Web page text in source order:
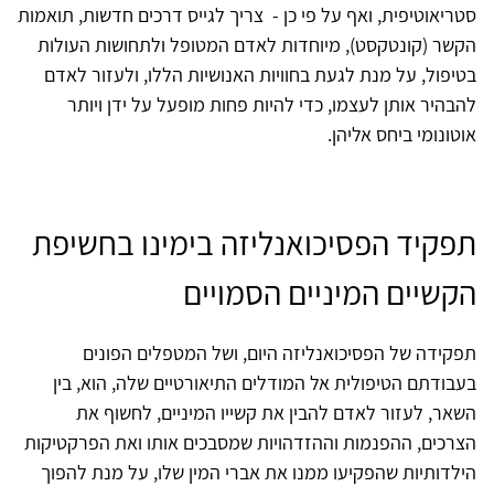
סטריאוטיפית, ואף על פי כן - צריך לגייס דרכים חדשות, תואמות
הקשר (קונטקסט), מיוחדות לאדם המטופל ולתחושות העולות
בטיפול, על מנת לגעת בחוויות האנושיות הללו, ולעזור לאדם
להבהיר אותן לעצמו, כדי להיות פחות מופעל על ידן ויותר
אוטונומי ביחס אליהן.
תפקיד הפסיכואנליזה בימינו בחשיפת
הקשיים המיניים הסמויים
תפקידה של הפסיכואנליזה היום, ושל המטפלים הפונים
בעבודתם הטיפולית אל המודלים התיאורטיים שלה, הוא, בין
השאר, לעזור לאדם להבין את קשייו המיניים, לחשוף את
הצרכים, ההפנמות וההזדהויות שמסבכים אותו ואת הפרקטיקות
הילדותיות שהפקיעו ממנו את אברי המין שלו, על מנת להפוך